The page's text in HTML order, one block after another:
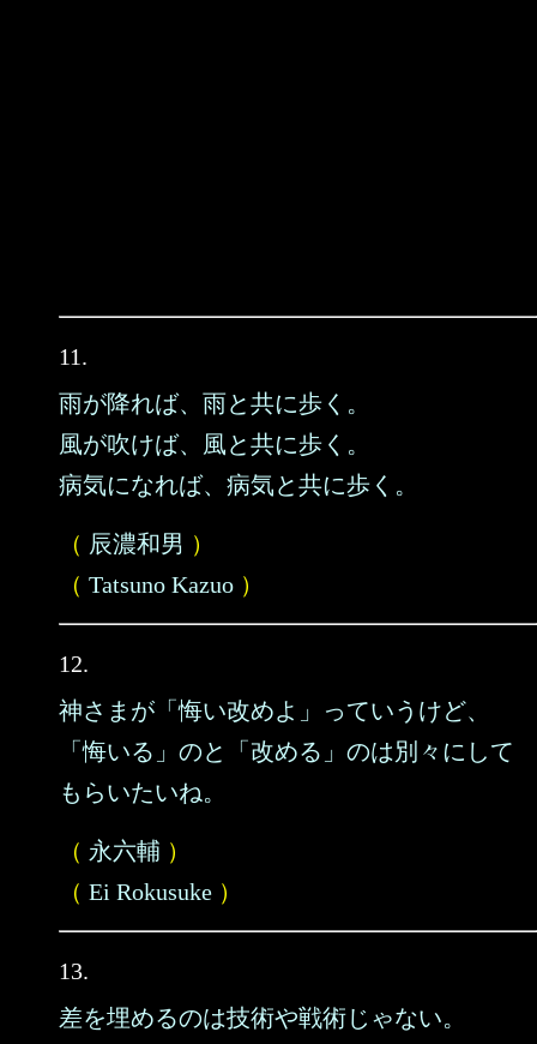
11.
雨が降れば、雨と共に歩く。
風が吹けば、風と共に歩く。
病気になれば、病気と共に歩く。
（ 辰濃和男 ）
（ Tatsuno Kazuo ）
12.
神さまが「悔い改めよ」っていうけど、
「悔いる」のと「改める」のは別々にして
もらいたいね。
（ 永六輔 ）
（ Ei Rokusuke ）
13.
差を埋めるのは技術や戦術じゃない。